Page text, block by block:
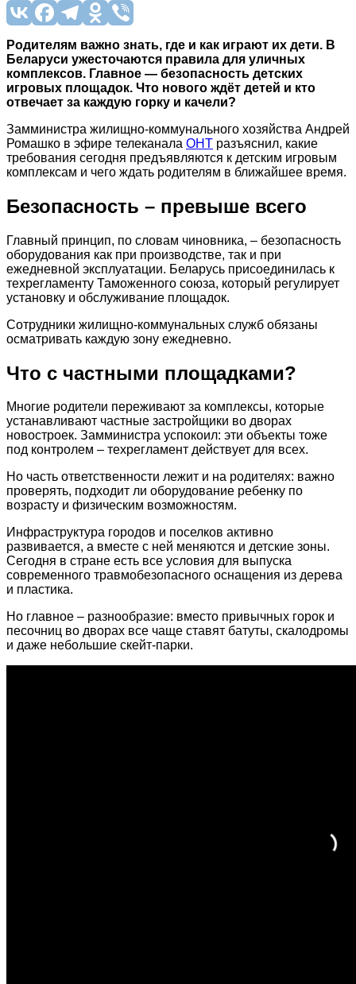
Родителям важно знать, где и как играют их дети. В
Беларуси ужесточаются правила для уличных
комплексов. Главное — безопасность детских
игровых площадок. Что нового ждёт детей и кто
отвечает за каждую горку и качели?
Замминистра жилищно-коммунального хозяйства Андрей
Ромашко в эфире телеканала ОНТ разъяснил, какие
требования сегодня предъявляются к детским игровым
комплексам и чего ждать родителям в ближайшее время.
Безопасность – превыше всего
Главный принцип, по словам чиновника, – безопасность
оборудования как при производстве, так и при
ежедневной эксплуатации. Беларусь присоединилась к
техрегламенту Таможенного союза, который регулирует
установку и обслуживание площадок.
Сотрудники жилищно-коммунальных служб обязаны
осматривать каждую зону ежедневно.
Что с частными площадками?
Многие родители переживают за комплексы, которые
устанавливают частные застройщики во дворах
новостроек. Замминистра успокоил: эти объекты тоже
под контролем – техрегламент действует для всех.
Но часть ответственности лежит и на родителях: важно
проверять, подходит ли оборудование ребенку по
возрасту и физическим возможностям.
Инфраструктура городов и поселков активно
развивается, а вместе с ней меняются и детские зоны.
Сегодня в стране есть все условия для выпуска
современного травмобезопасного оснащения из дерева
и пластика.
Но главное – разнообразие: вместо привычных горок и
песочниц во дворах все чаще ставят батуты, скалодромы
и даже небольшие скейт-парки.